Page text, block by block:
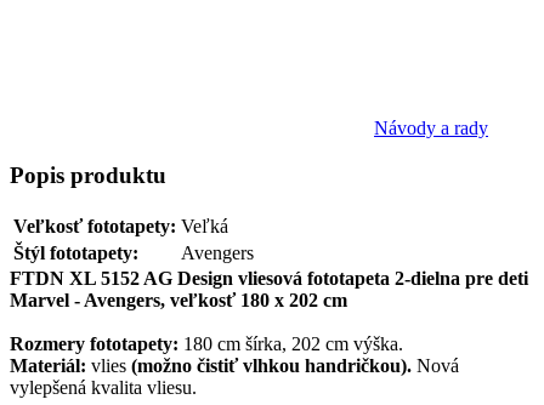
Návody a rady
Popis produktu
Veľkosť fototapety: Veľká
Štýl fototapety:
Avengers
FTDN XL 5152 AG Design vliesová fototapeta 2-dielna pre deti
Marvel - Avengers, veľkosť 180 x 202 cm
Rozmery fototapety: 180 cm šírka, 202 cm výška.
Materiál: vlies (možno čistiť vlhkou handričkou). Nová
vylepšená kvalita vliesu.